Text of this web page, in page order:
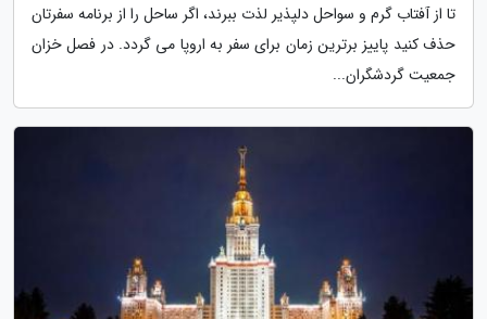
تا از آفتاب گرم و سواحل دلپذیر لذت ببرند، اگر ساحل را از برنامه سفرتان
حذف کنید پاییز برترین زمان برای سفر به اروپا می گردد. در فصل خزان
جمعیت گردشگران...